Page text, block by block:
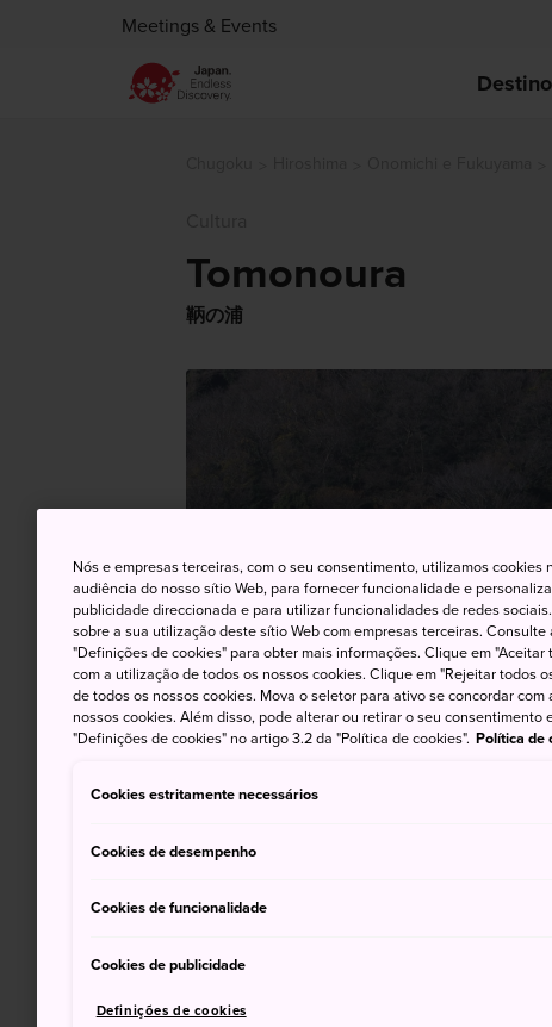
Meetings & Events
Tomonoura
鞆の浦
Nós e empresas terceiras, com o seu consentimento, utilizamos cookies
audiência do nosso sítio Web, para fornecer funcionalidade e
publicidade direccionada e para utilizar funcionalidades de redes
sobre a sua utilização deste sítio Web com empresas terceiras.
"Definições de cookies" para obter mais informações. Clique em "Aceitar
com a utilização de todos os nossos cookies. Clique em "Rejeitar todos
de todos os nossos cookies. Mova o seletor para ativo se concordar
nossos cookies. Além disso, pode alterar ou retirar o seu consentimento
"Definições de cookies" no artigo 3.2 da "Política de cookies". Política de
Cookies estritamente necessários
Cookies de desempenho
Cookies de funcionalidade
Cookies de publicidade
Definições de cookies